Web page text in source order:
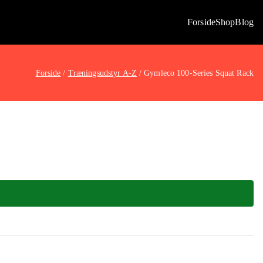
ForsideShopBlog
Forside Træningsudstyr A-Z Gymleco 100-Series Squat Rack